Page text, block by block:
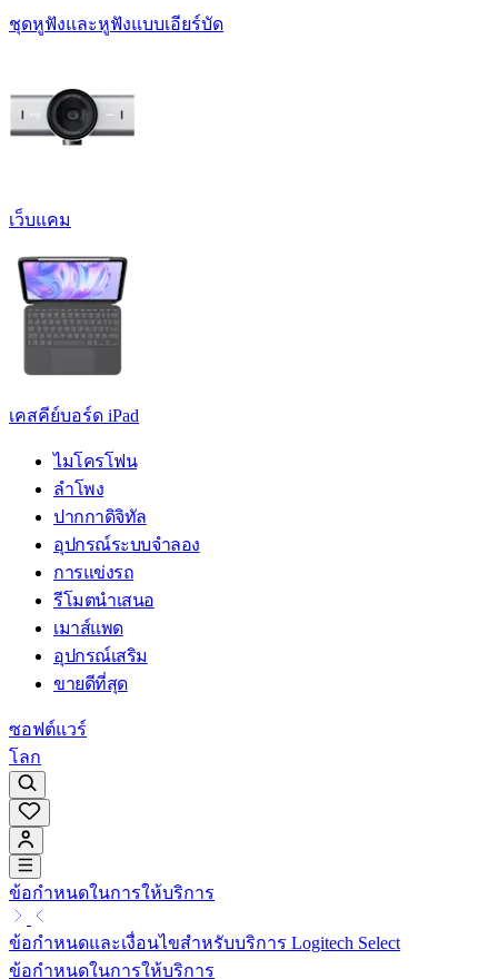
ชุดหูฟังและหูฟังแบบเอียร์บัด
เว็บแคม
เคสคีย์บอร์ด iPad
ไมโครโฟน
ลำโพง
ปากกาดิจิทัล
อุปกรณ์ระบบจำลอง
การแข่งรถ
รีโมตนำเสนอ
เมาส์แพด
อุปกรณ์เสริม
ขายดีที่สุด
ซอฟต์แวร์
โลก
ข้อกำหนดในการให้บริการ
ข้อกำหนดและเงื่อนไขสำหรับบริการ Logitech Select
ข้อกำหนดในการให้บริการ